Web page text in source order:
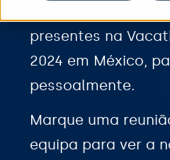
Estamos
presentes na
2024 em México,
pessoalmente.
Marque uma
equipa para ver a